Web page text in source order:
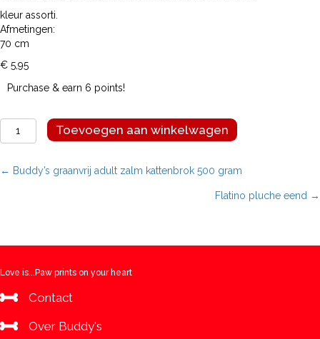
kleur assorti.
Afmetingen:
70 cm
€ 5,95
Purchase & earn 6 points!
Kattenhengel
met
staart
Toevoegen aan winkelwagen
Posts
← Buddy’s graanvrij adult zalm kattenbrok 500 gram
Flatino pluche eend →
Love is...Paw prints on your heart
Contact
Over Buddy's